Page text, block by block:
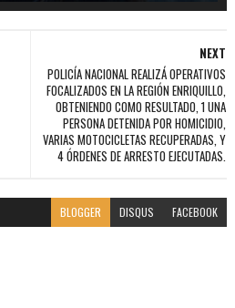
NEXT
POLICÍA NACIONAL REALIZÁ OPERATIVOS
FOCALIZADOS EN LA REGIÓN ENRIQUILLO,
OBTENIENDO COMO RESULTADO, 1 UNA
PERSONA DETENIDA POR HOMICIDIO,
VARIAS MOTOCICLETAS RECUPERADAS, Y
4 ÓRDENES DE ARRESTO EJECUTADAS.
BLOGGER DISQUS FACEBOOK